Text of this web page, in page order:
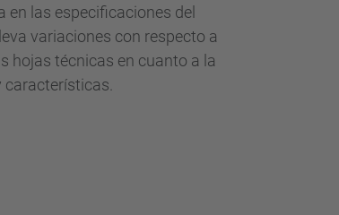
en las especificaciones del
variaciones con respecto a
hojas técnicas en cuanto a la